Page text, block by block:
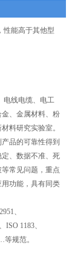
性能高于其他型
电线电缆、电工
、金属材料、粉
料研究实验室。
品的可靠性得到
、数据不准、死
常见问题，重点
功能，具有同类
、
ISO 1183、
等规范。